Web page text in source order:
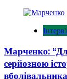
Марченко:
серйозною